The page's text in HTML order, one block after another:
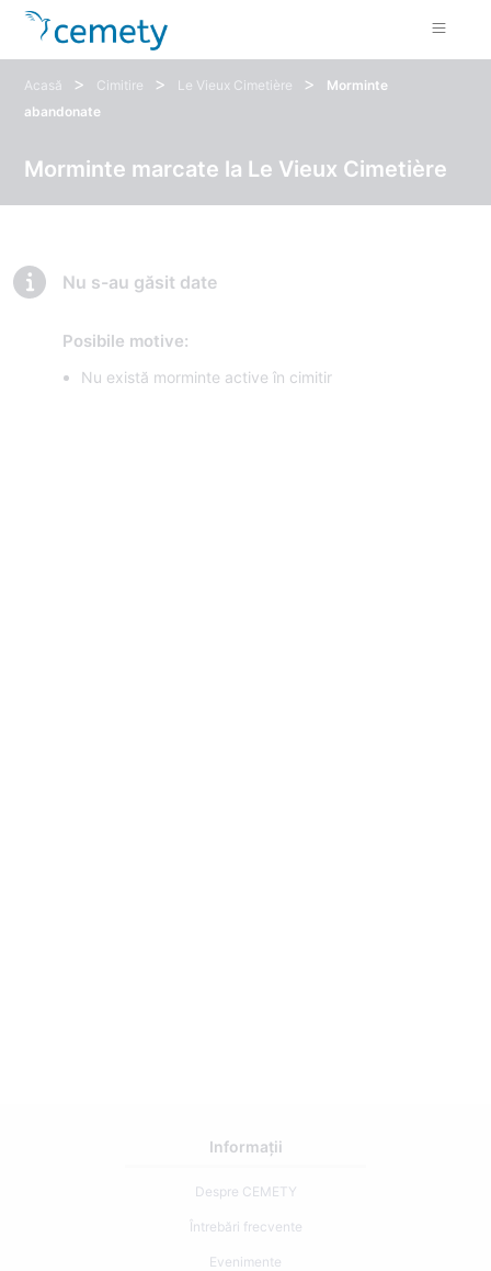
Acasă > Cimitire > Le Vieux Cimetière >
Morminte
abandonate
Morminte marcate la Le Vieux Cimetière
Nu s-au găsit date
Posibile motive:
Nu există morminte active în cimitir
Informații
Despre CEMETY
Întrebări frecvente
Evenimente